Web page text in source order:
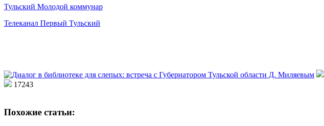
Тульский Молодой коммунар
Телеканал Первый Тульский
17243
Похожие статьи: